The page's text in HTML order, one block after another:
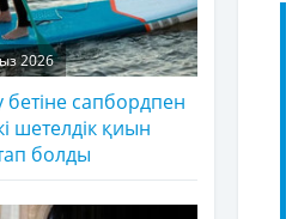
2026
сапбордпен
шетелдік қиын
болды